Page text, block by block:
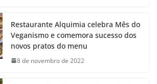
Restaurante Alquimia celebra Mês do
Veganismo e comemora sucesso dos
novos pratos do menu
8 de novembro de 2022